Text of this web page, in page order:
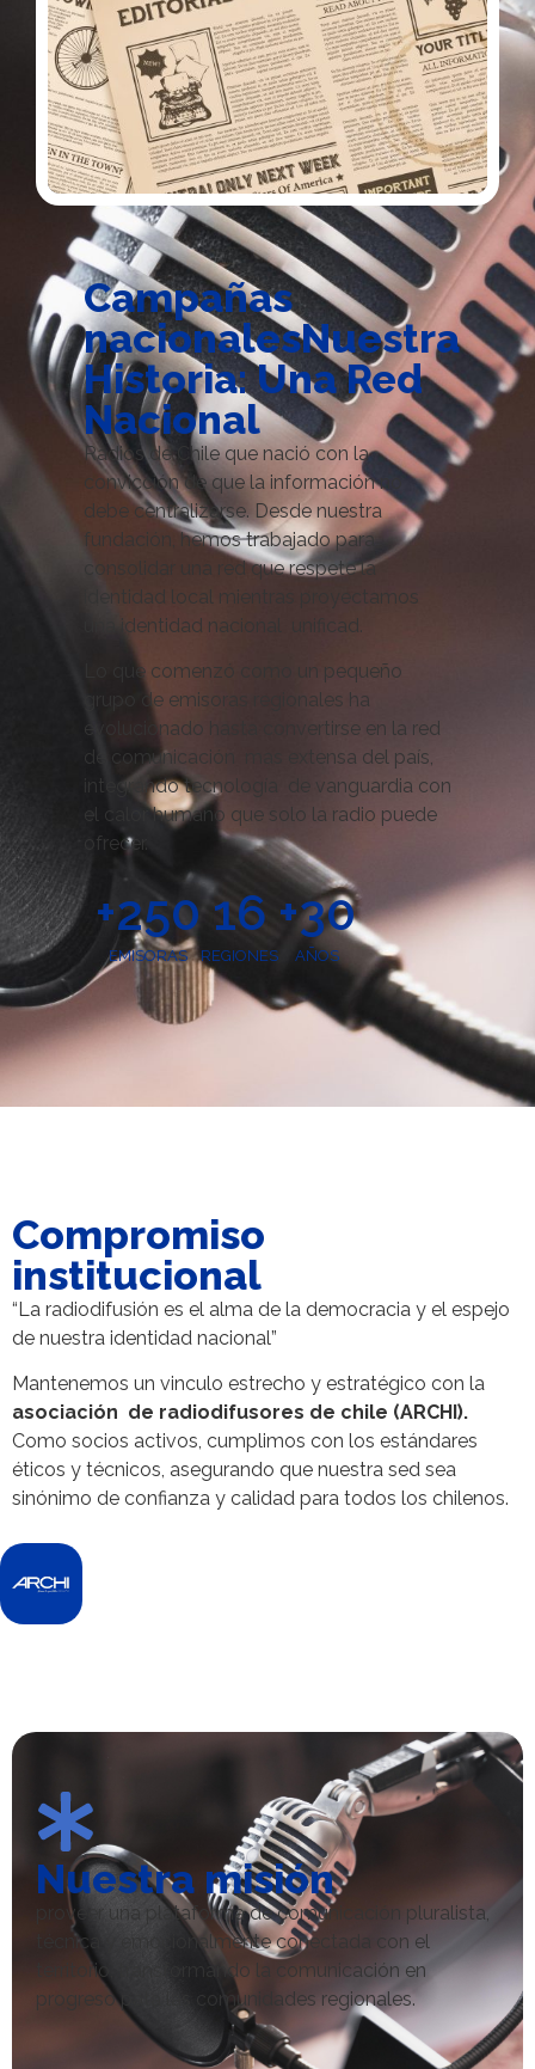
Campañas
nacionalesNuestra
Historia: Una Red
Nacional
Radios de Chile que nació con la
convicción de que la información no
debe centralizarse. Desde nuestra
fundación, hemos trabajado para
consolidar una red que respete la
identidad local mientras proyectamos
una identidad nacional unificad.
Lo que comenzó como un pequeño
grupo de emisoras regionales ha
evolucionado hasta convertirse en la red
de comunicación mas extensa del país,
integrando tecnología de vanguardia con
el calor humano que solo la radio puede
ofrecer.
EMISORAS
+250
REGIONES
16
AÑOS
+30
Compromiso
institucional
“La radiodifusión es el alma de la democracia y el espejo
de nuestra identidad nacional”
Mantenemos un vinculo estrecho y estratégico con la
asociación de radiodifusores de chile (ARCHI).
Como socios activos, cumplimos con los estándares
éticos y técnicos, asegurando que nuestra sed sea
sinónimo de confianza y calidad para todos los chilenos.
Nuestra misión
proveer una plataforma de comunicación pluralista,
técnica y emocionalmente conectada con el
territorio, transformando la comunicación en
progreso pata las comunidades regionales.